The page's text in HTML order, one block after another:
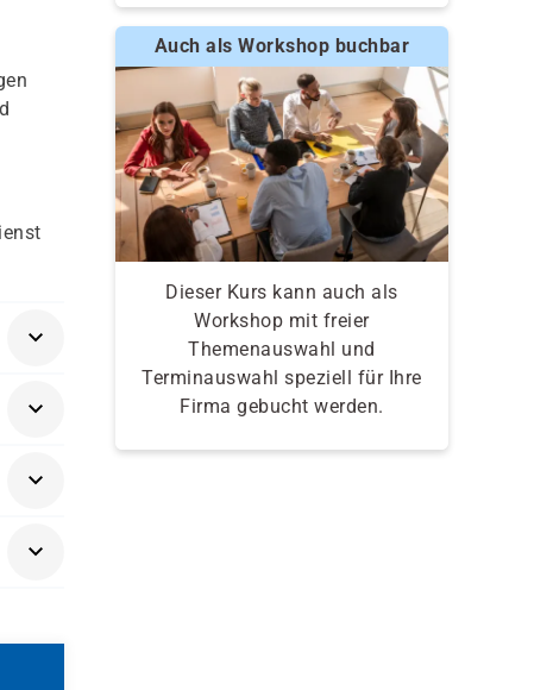
Auch als Workshop buchbar
Dieser Kurs kann auch als
Workshop mit freier
Themenauswahl und
Terminauswahl speziell für Ihre
Firma gebucht werden.